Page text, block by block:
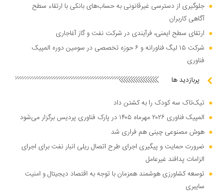
جلوگیری از دسترسی غیرقانونی به حساب‌های بانکی با ارتقاء سطح
آگاهی کاربران
ارتقای سطح ایمنی، فرآیندی در شرکت نفت و گاز آغاجاری
شرکت ۱۵ لیگ فناورانه و ۶ حوزه تخصصی در سومین دوره المپیک
فناوری
پربازدید ها
تیک‌تاک سه کودک را به کشتن داد
المپیک فناوری ۲۰۲۶ مهرماه ۱۴۰۵ در پارک فناوری پردیس برگزار می‌شود
هوش مصنوعی چینی هم فراری شد
ضرورت حمایت و پیگیری اجرای طرح اتصال ریلی انبار نفت برای اجرای
الزامات پدافند غیرعامل
توسعه کشاورزی هوشمند همزمان با توجه به اقتصاد دیجیتال و امنیت
سایبری